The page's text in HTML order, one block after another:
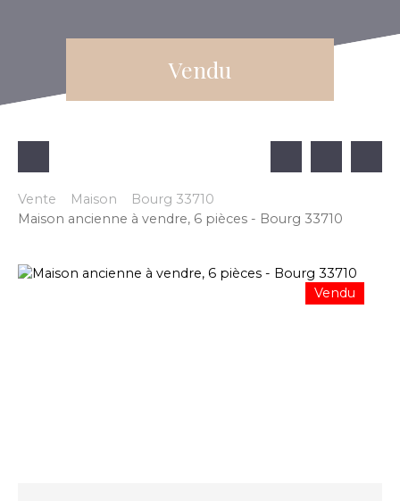
Vendu
Vente Maison
Bourg 33710
Maison ancienne à vendre, 6 pièces - Bourg 33710
Vendu